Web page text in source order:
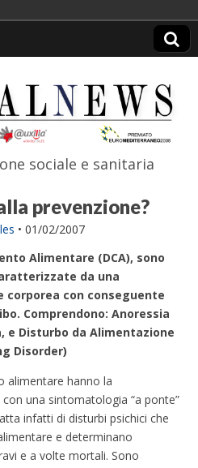
sociale e sanitaria
prevenzione?
• 01/02/2007
Alimentare (DCA), sono
da una
corporea con conseguente
Comprendono: Anoressia
e Disturbo da Alimentazione
Disorder)
alimentare hanno la
una sintomatologia “a ponte”
infatti di disturbi psichici che
e determinano
e a volte mortali. Sono